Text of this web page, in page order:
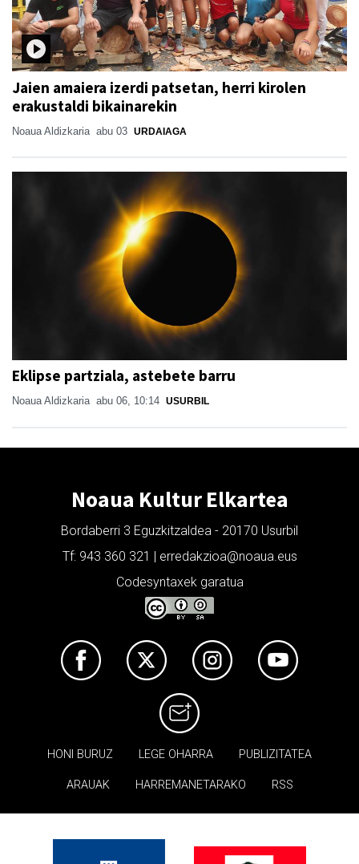
Jaien amaiera izerdi patsetan, herri kirolen
erakustaldi bikainarekin
Noaua Aldizkaria abu 03 URDAIAGA
Eklipse partziala, astebete barru
Noaua Aldizkaria abu 06, 10:14 USURBIL
Noaua Kultur Elkartea
Bordaberri 3 Eguzkitzaldea - 20170 Usurbil
Tf: 943 360 321 | erredakzioa@noaua.eus
Codesyntaxek garatua
HONI BURUZ LEGE OHARRA PUBLIZITATEA
ARAUAK HARREMANETARAKO RSS